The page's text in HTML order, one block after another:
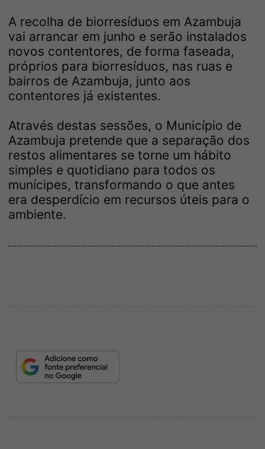
A recolha de biorresíduos em Azambuja
vai arrancar em junho e serão instalados
novos contentores, de forma faseada,
próprios para biorresíduos, nas ruas e
bairros de Azambuja, junto aos
contentores já existentes.
Através destas sessões, o Município de
Azambuja pretende que a separação dos
restos alimentares se torne um hábito
simples e quotidiano para todos os
munícipes, transformando o que antes
era desperdício em recursos úteis para o
ambiente.